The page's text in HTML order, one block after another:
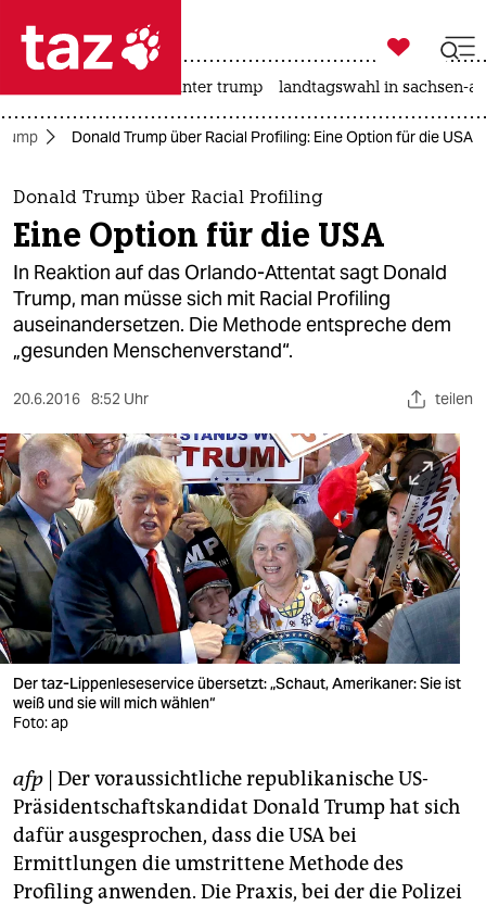
 taz zahl ich
taz zahl ich
themen
politik
öko
gesellschaft
kultur
sport
berlin
nord
wahrheit
verlag
verlag
veranstaltungen
fragen & hilfe
unterstützen
abo

taz zahl ich
usa unter trump landtagswahl in sachsen-
Donald Trump über Racial Profiling: Eine Option für die USA
Donald Trump über Racial Profiling
Eine Option für die USA
In Reaktion auf das Orlando-Attentat sagt Donald
Trump, man müsse sich mit Racial Profiling
auseinandersetzen. Die Methode entspreche dem
„gesunden Menschenverstand“.
20.6.2016 8:52 Uhr teilen
Der taz-Lippenleseservice übersetzt: „Schaut, Amerikaner: Sie ist
weiß und sie will mich wählen“
Foto: ap
afp | Der voraussichtliche republikanische US-
Präsidentschaftskandidat Donald Trump hat sich
dafür ausgesprochen, dass die USA bei
Ermittlungen die umstrittene Methode des
Profiling anwenden. Die Praxis, bei der die Polizei